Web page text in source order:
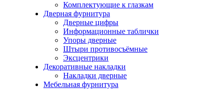
Комплектующие к глазкам
Дверная фурнитура
Дверные цифры
Информационные таблички
Упоры дверные
Штыри противосъёмные
Эксцентрики
Декоративные накладки
Накладки дверные
Мебельная фурнитура